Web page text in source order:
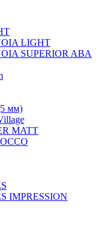
LIGHT
SUPERIOR ABA
мм)
MATT
IMPRESSION